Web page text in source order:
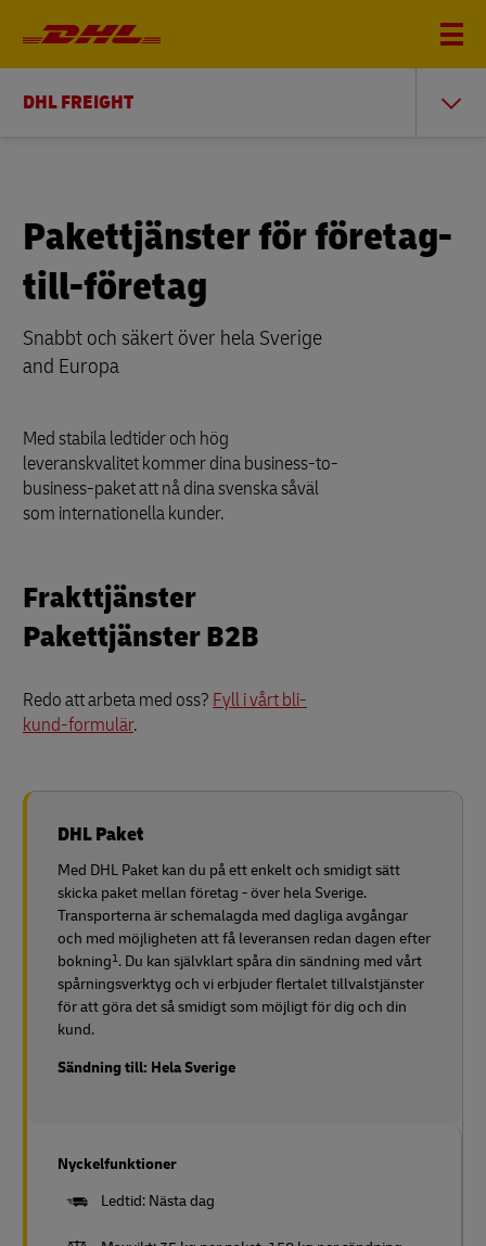
DHL FREIGHT
Pakettjänster för företag-
till-företag
Snabbt och säkert över hela Sverige
and Europa
Med stabila ledtider och hög
leveranskvalitet kommer dina business-to-
business-paket att nå dina svenska såväl
som internationella kunder.
Frakttjänster
Pakettjänster B2B
Redo att arbeta med oss? Fyll i vårt bli-
kund-formulär.
DHL Paket
Med DHL Paket kan du på ett enkelt och smidigt sätt
skicka paket mellan företag - över hela Sverige.
Transporterna är schemalagda med dagliga avgångar
och med möjligheten att få leveransen redan dagen efter
bokning1. Du kan självklart spåra din sändning med vårt
spårningsverktyg och vi erbjuder flertalet tillvalstjänster
för att göra det så smidigt som möjligt för dig och din
kund.
Sändning till: Hela Sverige
Nyckelfunktioner
Ledtid: Nästa dag